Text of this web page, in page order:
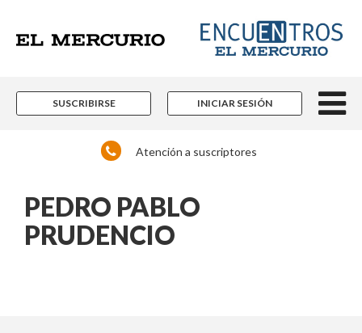
SUSCRIBIRSE INICIAR SESIÓN
Atención a suscriptores
PEDRO PABLO
PRUDENCIO